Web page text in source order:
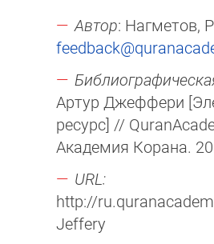
Автор: Нагметов,
Артур Джеффери
ресурс] //
Академия Корана.
URL:
http://
Jeffery